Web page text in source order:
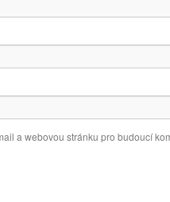
a webovou stránku pro budoucí